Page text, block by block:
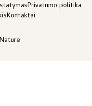
Privatumo politika
Kontaktai